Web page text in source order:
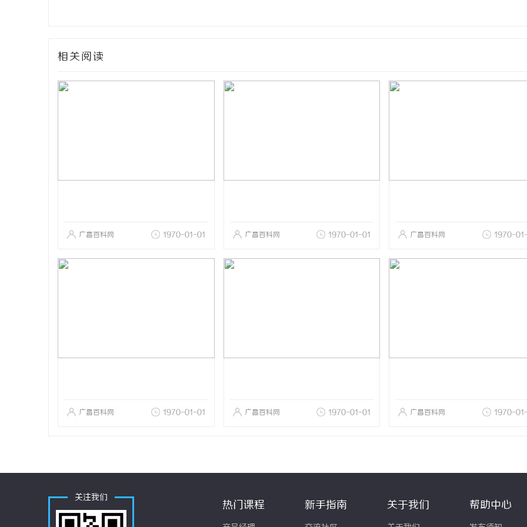
相关阅读
广昌百科网 1970-01-01 广昌百科网 1970-01-01 广昌百科网 1970-
广昌百科网 1970-01-01 广昌百科网 1970-01-01 广昌百科网 1970-
关注我们
热门课程 新手指南 关于我们 帮助中心